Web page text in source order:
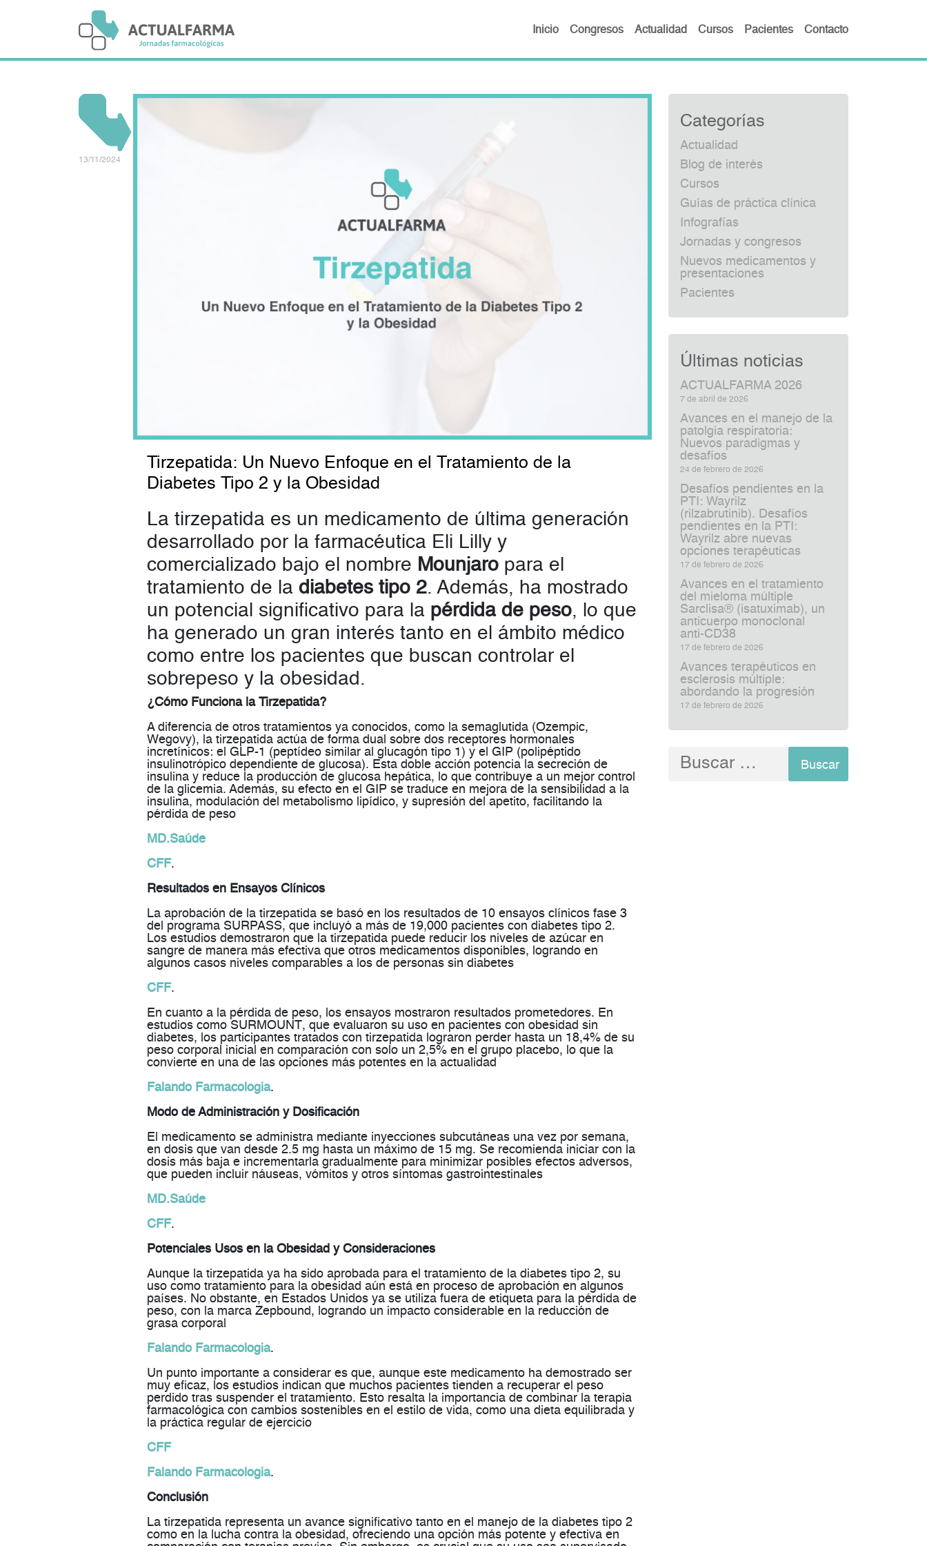
Inicio Congresos Actualidad Cursos Pacientes Contacto
13/11/2024
Tirzepatida: Un Nuevo Enfoque en el Tratamiento de la
Diabetes Tipo 2 y la Obesidad
La tirzepatida es un medicamento de última generación
desarrollado por la farmacéutica Eli Lilly y
comercializado bajo el nombre Mounjaropara el
tratamiento de la diabetes tipo 2. Además, ha mostrado
un potencial significativo para la pérdida de peso, lo que
ha generado un gran interés tanto en el ámbito médico
como entre los pacientes que buscan controlar el
sobrepeso y la obesidad.
¿Cómo Funciona la Tirzepatida?
A diferencia de otros tratamientos ya conocidos, como la semaglutida (Ozempic,
Wegovy), la tirzepatida actúa de forma dual sobre dos receptores hormonales
incretínicos: el GLP-1 (peptídeo similar al glucagón tipo 1) y el GIP(polipéptido
insulinotrópico dependiente de glucosa). Esta doble acción potencia la secreción de
insulina y reduce la producción de glucosa hepática, lo que contribuye a un mejor control
de la glicemia. Además, su efecto en el GIP se traduce en mejora de la sensibilidad a la
insulina, modulación del metabolismo lipídico, y supresión del apetito, facilitando la
pérdida de peso​
MD.Saúde
CFF.
Resultados en Ensayos Clínicos
La aprobación de la tirzepatida se basó en los resultados de 10 ensayos clínicos fase 3
del programa SURPASS, que incluyó a más de 19,000 pacientes con diabetes tipo 2.
Los estudios demostraron que la tirzepatida puede reducir los niveles de azúcar en
sangrede manera más efectiva que otros medicamentos disponibles, logrando en
algunos casos niveles comparables a los de personas sin diabetes​
CFF.
En cuanto a la pérdida de peso, los ensayos mostraron resultados prometedores. En
estudios como SURMOUNT, que evaluaron su uso en pacientes con obesidad sin
diabetes, los participantes tratados con tirzepatida lograron perder hasta un 18,4% de su
peso corporal inicial en comparación con solo un 2,5% en el grupo placebo, lo que la
convierte en una de las opciones más potentes en la actualidad​
Falando Farmacologia.
Modo de Administración y Dosificación
El medicamento se administra mediante inyecciones subcutáneas una vez por semana,
en dosis que van desde 2.5 mg hasta un máximo de 15 mg. Se recomienda iniciar con la
dosis más baja e incrementarla gradualmente para minimizar posibles efectos adversos,
que pueden incluir náuseas, vómitosy otros síntomas gastrointestinales​
MD.Saúde
CFF.
Potenciales Usos en la Obesidad y Consideraciones
Aunque la tirzepatida ya ha sido aprobada para el tratamiento de la diabetes tipo 2, su
uso como tratamiento para la obesidad aún está en proceso de aprobación en algunos
países. No obstante, en Estados Unidos ya se utiliza fuera de etiqueta para la pérdida de
peso, con la marca Zepbound, logrando un impacto considerable en la reducción de
grasa corporal​
Falando Farmacologia.
Un punto importante a considerar es que, aunque este medicamento ha demostrado ser
muy eficaz, los estudios indican que muchos pacientes tienden a recuperar el peso
perdidotras suspender el tratamiento. Esto resalta la importancia de combinar la terapia
farmacológica con cambios sostenibles en el estilo de vida, como una dieta equilibrada y
la práctica regular de ejercicio​
CFF
Falando Farmacologia.
Conclusión
La tirzepatida representa un avance significativo tanto en el manejo de la diabetes tipo 2
como en la lucha contra la obesidad, ofreciendo una opción más potente y efectiva en
Categorías
Actualidad
Blog de interés
Cursos
Guías de práctica clínica
Infografías
Jornadas y congresos
Nuevos medicamentos y
presentaciones
Pacientes
Últimas noticias
ACTUALFARMA 2026
7 de abril de 2026
Avances en el manejo de la
patolgia respiratoria:
Nuevos paradigmas y
desafíos
24 de febrero de 2026
Desafíos pendientes en la
PTI: Wayrilz
(rilzabrutinib). Desafíos
pendientes en la PTI:
Wayrilz abre nuevas
opciones terapéuticas
17 de febrero de 2026
Avances en el tratamiento
del mieloma múltiple
Sarclisa® (isatuximab), un
anticuerpo monoclonal
anti‑CD38
17 de febrero de 2026
Avances terapéuticos en
esclerosis múltiple:
abordando la progresión
17 de febrero de 2026
Buscar: